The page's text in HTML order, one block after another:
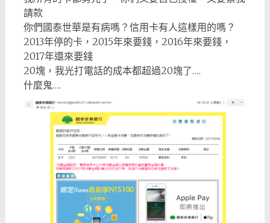
請款
你們國泰世華是有病嗎？信用卡有人這樣用的嗎？
2013年停的卡，2015年來要錢，2016年來要錢，
2017年還來要錢
20塊，我光打電話的成本都超過20塊了….
什麼鬼….